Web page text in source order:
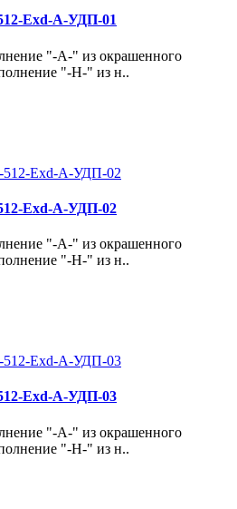
Exd-А-УДП-01
"-А-" из окрашенного
"-Н-" из н..
Exd-А-УДП-02
"-А-" из окрашенного
"-Н-" из н..
Exd-А-УДП-03
"-А-" из окрашенного
"-Н-" из н..